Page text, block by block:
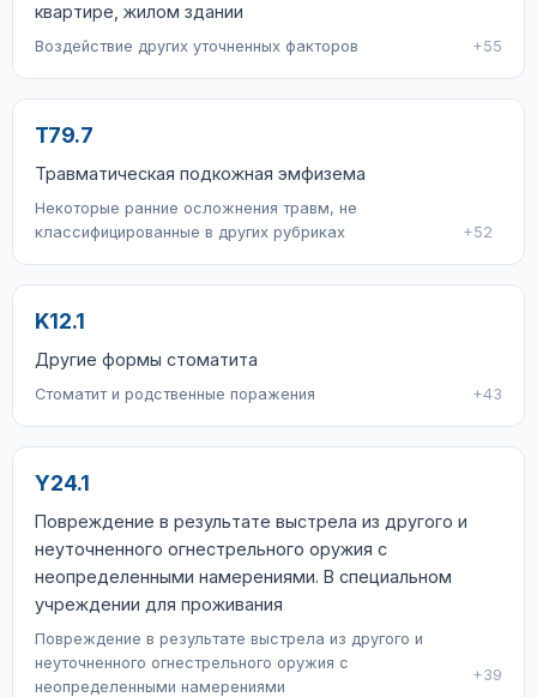
квартире, жилом здании
Воздействие других уточненных факторов +55
T79.7
Травматическая подкожная эмфизема
Некоторые ранние осложнения травм, не
классифицированные в других рубриках
+52
K12.1
Другие формы стоматита
Стоматит и родственные поражения +43
Y24.1
Повреждение в результате выстрела из другого и
неуточненного огнестрельного оружия с
неопределенными намерениями. В специальном
учреждении для проживания
Повреждение в результате выстрела из другого и
неуточненного огнестрельного оружия с
неопределенными намерениями
+39